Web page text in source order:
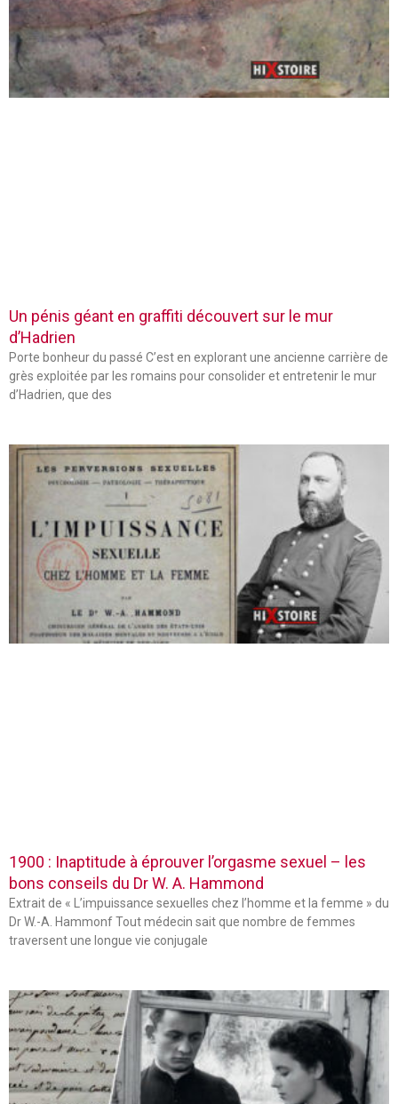
Un pénis géant en graffiti découvert sur le mur
d’Hadrien
Porte bonheur du passé C’est en explorant une ancienne carrière de
grès exploitée par les romains pour consolider et entretenir le mur
d’Hadrien, que des
1900 : Inaptitude à éprouver l’orgasme sexuel – les
bons conseils du Dr W. A. Hammond
Extrait de « L’impuissance sexuelles chez l’homme et la femme » du
Dr W.-A. Hammonf Tout médecin sait que nombre de femmes
traversent une longue vie conjugale